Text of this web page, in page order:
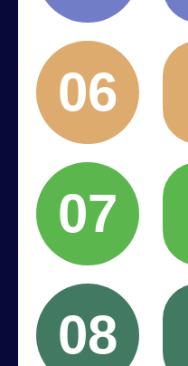
06
07
08